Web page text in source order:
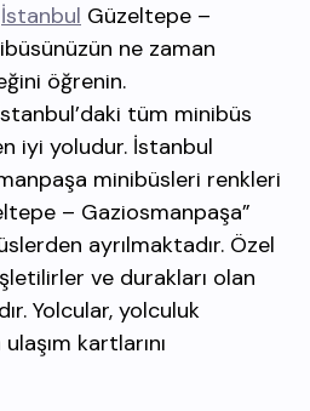
İstanbul Güzeltepe –
ne zaman
öğrenin.
tüm minibüs
iyi yoludur. İstanbul
minibüsleri renkleri
– Gaziosmanpaşa”
ayrılmaktadır. Özel
ve durakları olan
Yolcular, yolculuk
kartlarını